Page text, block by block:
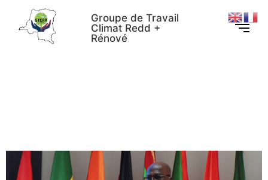
Groupe de Travail
Climat Redd +
Rénové